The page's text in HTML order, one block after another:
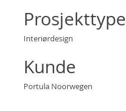
Prosjekttype
Interiørdesign
Kunde
Portula Noorwegen